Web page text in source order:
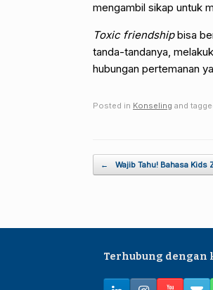
mengambil sikap untuk
Toxic friendshipbisa
tanda-tandanya,
hubungan pertemanan
Posted in Konseling and
Post navigation
← Wajib Tahu! Bahasa Kids
Terhubung dengan